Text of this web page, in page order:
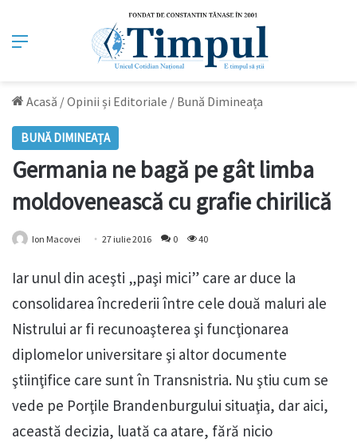
Meniu
Acasă /Opinii și Editoriale / Bună Dimineața
BUNĂ DIMINEAȚA
Germania ne bagă pe gât limba
moldovenească cu grafie chirilică
Ion Macovei 27 iulie 2016 0 40
Iar unul din aceşti „paşi mici” care ar duce la
consolidarea încrederii între cele două maluri ale
Nistrului ar fi recunoaşterea şi funcţionarea
diplomelor universitare şi altor documente
ştiinţifice care sunt în Transnistria. Nu ştiu cum se
vede pe Porţile Brandenburgului situaţia, dar aici,
această decizia, luată ca atare, fără nicio